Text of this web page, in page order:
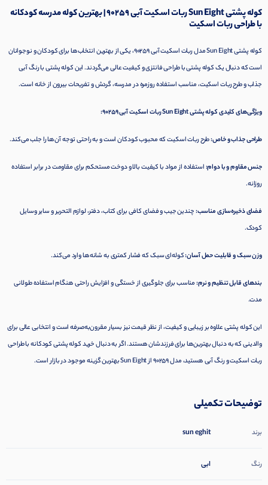
کوله پشتی Sun Eight ربات اسکیت آبی 90259 | بهترین کوله مدرسه کودکانه
با طراحی ربات اسکیت
کوله پشتی Sun Eight مدل ربات اسکیت آبی 90259، یکی از بهترین انتخاب‌ها برای کودکان و نوجوانان
است که دنبال یک کوله پشتی با طراحی فانتزی و کیفیت عالی می‌گردند. این کوله پشتی با رنگ آبی
جذاب و طرح ربات اسکیت، مناسب استفاده روزمره در مدرسه، گردش و تفریحات بیرون از خانه است.
ویژگی‌های کلیدی کوله پشتی Sun Eight ربات اسکیت آبی 90259:
طراحی جذاب و خاص:طرح ربات اسکیت که محبوب کودکان است و به راحتی توجه آن‌ها را جلب می‌کند.
جنس مقاوم و با دوام:استفاده از مواد با کیفیت بالا و دوخت مستحکم برای مقاومت در برابر استفاده
روزانه.
فضای ذخیره‌سازی مناسب:چندین جیب و فضای کافی برای کتاب، دفتر، لوازم التحریر و سایر وسایل
کودک.
وزن سبک و قابلیت حمل آسان:کوله‌ای سبک که فشار کمتری به شانه‌ها وارد می‌کند.
بندهای قابل تنظیم و نرم:مناسب برای جلوگیری از خستگی و افزایش راحتی هنگام استفاده طولانی
مدت.
این کوله پشتی علاوه بر زیبایی و کیفیت، از نظر قیمت نیز بسیار مقرون‌به‌صرفه است و انتخابی عالی برای
والدینی که به دنبال بهترین‌ها برای فرزندشان هستند. اگر به دنبال خرید کوله پشتی کودکانه با طراحی
ربات اسکیت و رنگ آبی هستید، مدل 90259 از Sun Eight بهترین گزینه موجود در بازار است.
توضیحات تکمیلی
برند sun eghit
رنگ ابی